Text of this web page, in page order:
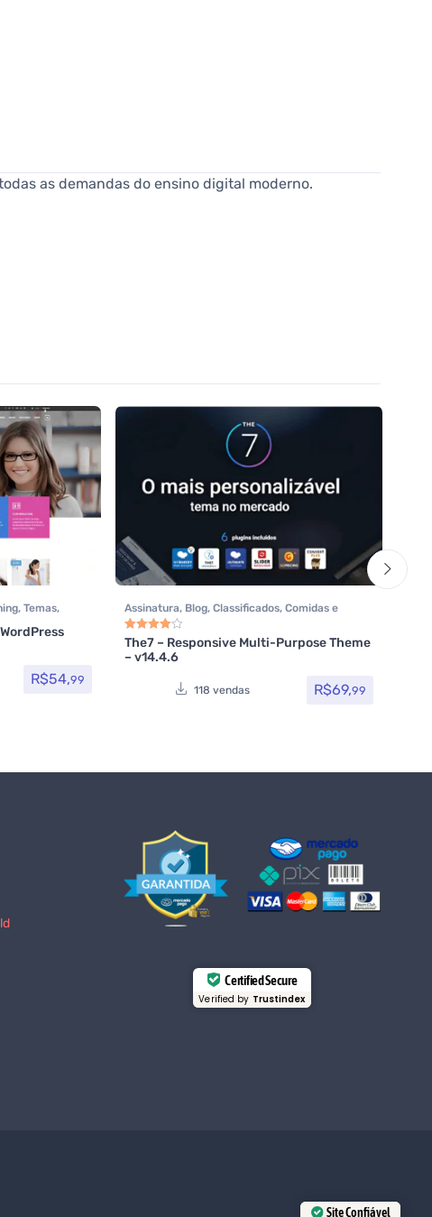
as demandas do ensino digital moderno.
, Temas,
R$54,99
Assinatura, Blog, Classificados, Comidas e
bebidas, Elementor
Virtual, MarketPlace, Multiuso, Page Builder,
Portfolio , Saúde e Beleza
Avaliação 4.00de 5
The7 – Responsive Multi-Purpose Theme
– v14.4.6
118 vendas R$69,99
Certified Secure
Verified by Trustindex
Site Confiável